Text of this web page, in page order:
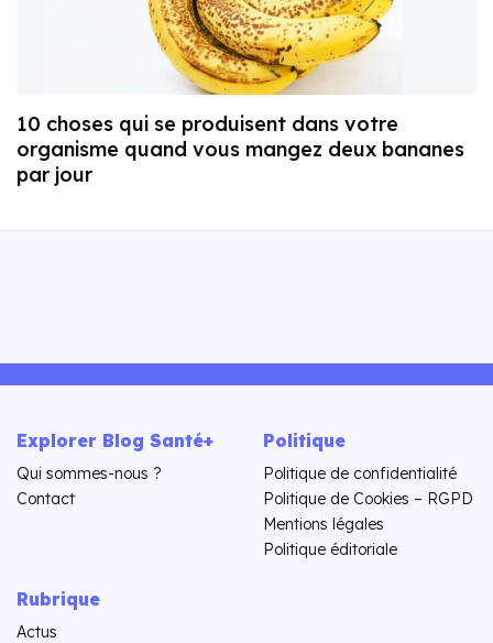
10 choses qui se produisent dans votre
organisme quand vous mangez deux bananes
par jour
Explorer Blog Santé+
Qui sommes-nous ?
Contact
Politique
Politique de confidentialité
Politique de Cookies – RGPD
Mentions légales
Politique éditoriale
Rubrique
Actus